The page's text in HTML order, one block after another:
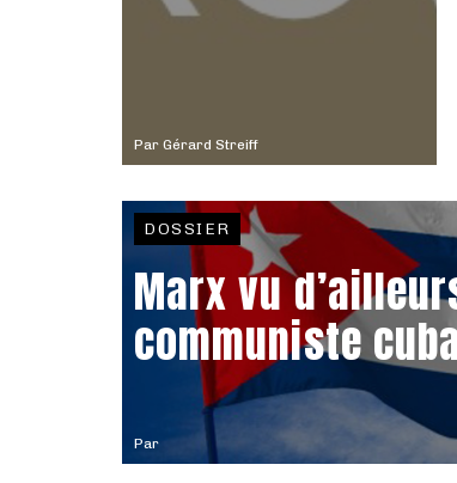
Par Gérard Streiff
Par
DOSSIER
Marx vu
communiste